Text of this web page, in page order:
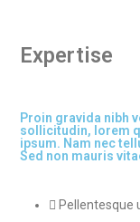
Expertise
Proin gravida nibh
sollicitudin, lorem
ipsum. Nam nec
Sed non mauris
Pellentesque